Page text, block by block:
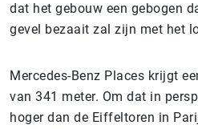
dat het gebouw een gebogen
gevel bezaait zal zijn met het
Mercedes-Benz Places krijgt
van 341 meter. Om dat in
hoger dan de Eiffeltoren in